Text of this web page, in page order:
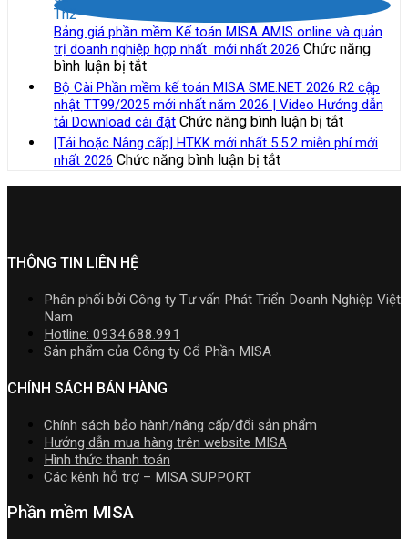
chọ
nhất
năm
2026
Video
Hướng
dẫn
tải
Download
đặt
thuế
và
quản
thuế
đối
với
hộ
kinh
MISA
SME.NET
2026
cập
nhật
TT99/
mới
Download
việc
của
toán
trong
doanh
nghiệp
xây
cần
Th2
Bảng giá phần mềm Kế toán MISA AMIS online và quản
trị doanh nghiệp hợp nhất mới nhất 2026 Chức năng
bình luận bị tắtở
Bảng
giá
phần
mềm
Kế
toán
MISA
nghiệp
nhất
mới
2026
Bộ Cài Phần mềm kế toán MISA SME.NET 2026 R2 cập
nhật TT99/2025 mới nhất năm 2026 | Video Hướng dẫn
tải Download cài đặt Chức năng bình luận bị tắtở
Bộ
Cài
mềm
R2
cập
[Tải hoặc Nâng cấp] HTKK mới nhất 5.5.2 miễn phí mới
nhất 2026 Chức năng bình luận bị tắtở
5.5.2
THÔNG TIN LIÊN HỆ
Phân phối bởi Công ty Tư vấn Phát Triển Doanh Nghiệp Việt
Nam
Hotline: 0934.688.991
Sản phẩm của Công ty Cổ Phần MISA
CHÍNH SÁCH BÁN HÀNG
Chính sách bảo hành/nâng cấp/đổi sản phẩm
Hướng dẫn mua hàng trên website MISA
Hình thức thanh toán
Các kênh hỗ trợ – MISA SUPPORT
Phần mềm MISA